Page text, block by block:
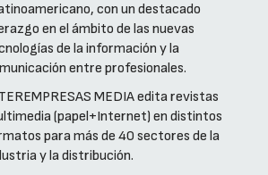
con un destacado
en el ámbito de las nuevas
de la información y la
entre profesionales.
MEDIA edita revistas
(papel+Internet) en distintos
para más de 40 sectores de la
y la distribución.